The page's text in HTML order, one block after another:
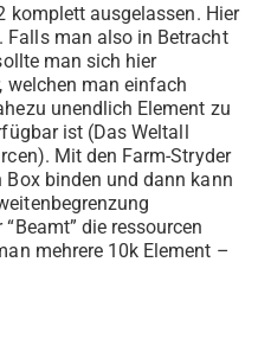
komplett ausgelassen. Hier
Falls man also in Betracht
man sich hier
welchen man einfach
unendlich Element zu
ist (Das Weltall
Mit den Farm-Stryder
Box binden und dann kann
die ressourcen
mehrere 10k Element –